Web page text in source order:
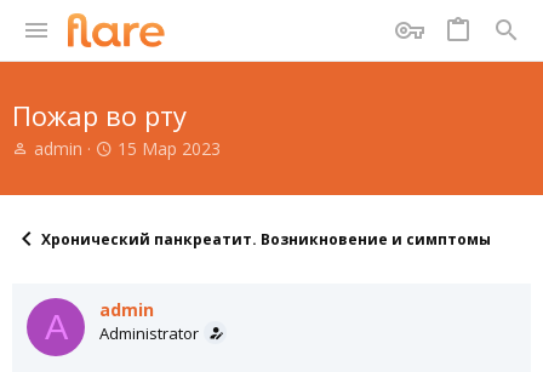
Пожар во рту
А
т
р
м
admin
Д
т
н
а
л
15 Мар 2023
Хронический панкреатит. Возникновение и симптомы
A admin
Administrator